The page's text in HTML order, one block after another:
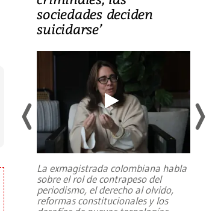
sociedades deciden
suicidarse’
La exmagistrada colombiana habla
sobre el rol de contrapeso del
periodismo, el derecho al olvido,
reformas constitucionales y los